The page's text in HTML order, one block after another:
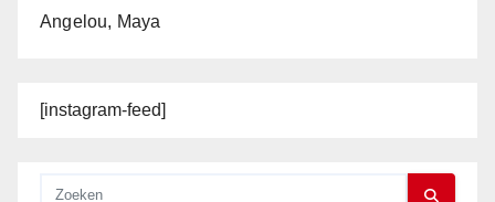
Angelou, Maya
[instagram-feed]